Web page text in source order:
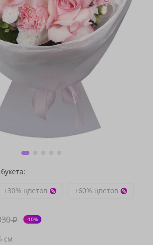
+30% цветов +60% цветов
₽ -10%
см